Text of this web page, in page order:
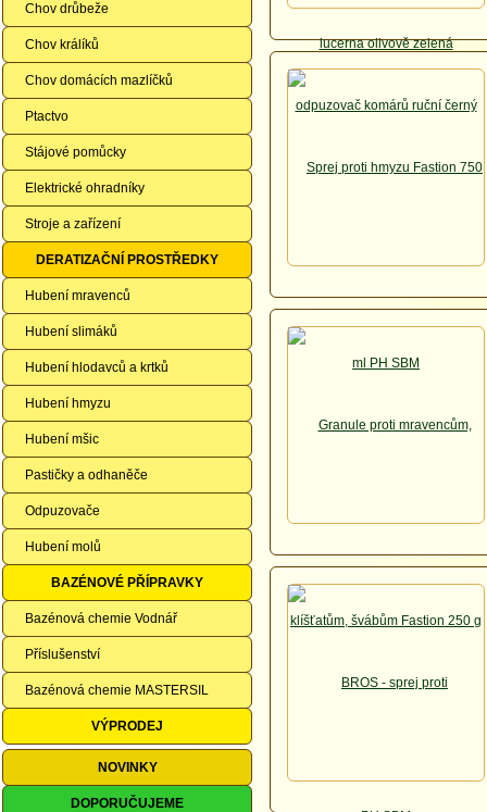
Chov drůbeže
Chov králíků
Chov domácích mazlíčků
Ptactvo
Stájové pomůcky
Elektrické ohradníky
Stroje a zařízení
DERATIZAČNÍ PROSTŘEDKY
Hubení mravenců
Hubení slimáků
Hubení hlodavců a krtků
Hubení hmyzu
Hubení mšic
Pastičky a odhaněče
Odpuzovače
Hubení molů
BAZÉNOVÉ PŘÍPRAVKY
Bazénová chemie Vodnář
Příslušenství
Bazénová chemie MASTERSIL
VÝPRODEJ
NOVINKY
DOPORUČUJEME